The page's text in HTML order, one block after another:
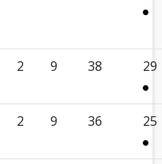
2 9 38 29
2 9 36 25